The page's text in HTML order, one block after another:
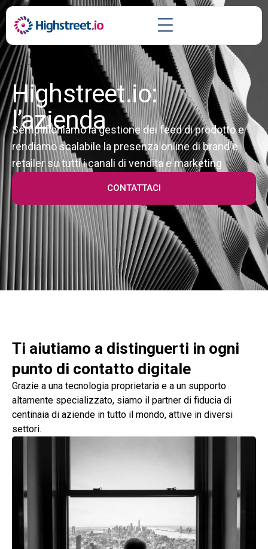
Highstreet.io:
l’azienda
Semplifichiamo la gestione dei feed di prodotto e
rendiamo scalabile la presenza online di brand e
retailer su tutti i canali di vendita e marketing
CONTATTACI
Ti aiutiamo a distinguerti in ogni
punto di contatto digitale
Grazie a una tecnologia proprietaria e a un supporto
altamente specializzato, siamo il partner di fiducia di
centinaia di aziende in tutto il mondo, attive in diversi
settori.